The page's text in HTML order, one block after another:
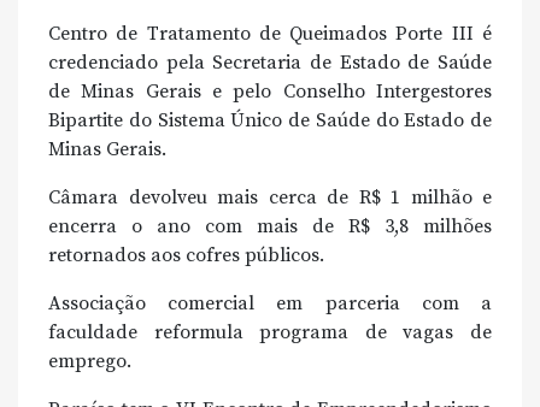
Centro de Tratamento de Queimados Porte III é
credenciado pela Secretaria de Estado de Saúde
de Minas Gerais e pelo Conselho Intergestores
Bipartite do Sistema Único de Saúde do Estado de
Minas Gerais.
Câmara devolveu mais cerca de R$ 1 milhão e
encerra o ano com mais de R$ 3,8 milhões
retornados aos cofres públicos.
Associação comercial em parceria com a
faculdade reformula programa de vagas de
emprego.